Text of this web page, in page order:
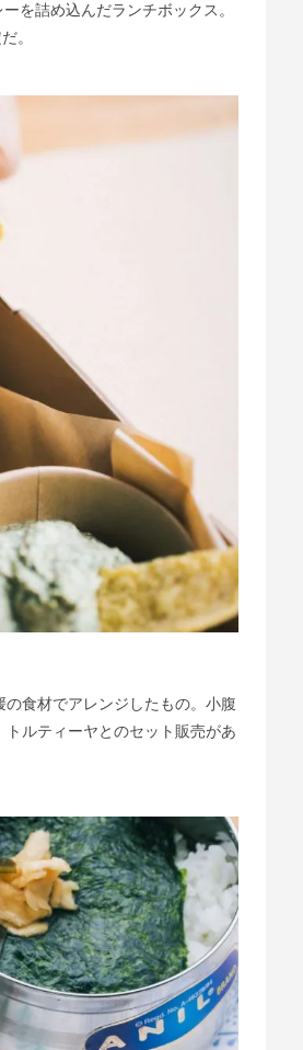
を詰め込んだランチボックス。
。
の⾷材でアレンジしたもの。⼩腹
ルティーヤとのセット販売があ